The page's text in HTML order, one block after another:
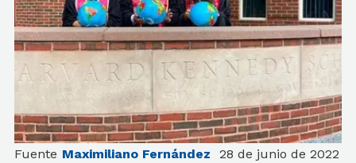
Fuente Maximiliano Fernández 28 de junio de 2022